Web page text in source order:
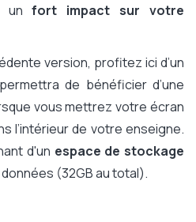
un fort impact sur votre
version, profitez ici d’un
de bénéficier d’une
vous mettrez votre écran
l’intérieur de votre enseigne.
d'un espace de stockage
(32GB au total).